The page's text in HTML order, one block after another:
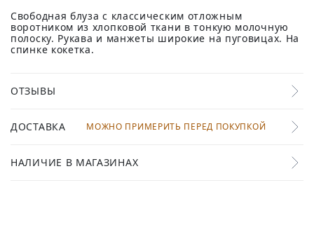
Свободная блуза с классическим отложным
воротником из хлопковой ткани в тонкую молочную
полоску. Рукава и манжеты широкие на пуговицах. На
спинке кокетка.
ОТЗЫВЫ
ДОСТАВКА МОЖНО ПРИМЕРИТЬ ПЕРЕД ПОКУПКОЙ
НАЛИЧИЕ В МАГАЗИНАХ